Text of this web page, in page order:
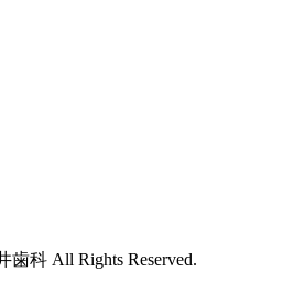
科 All Rights Reserved.